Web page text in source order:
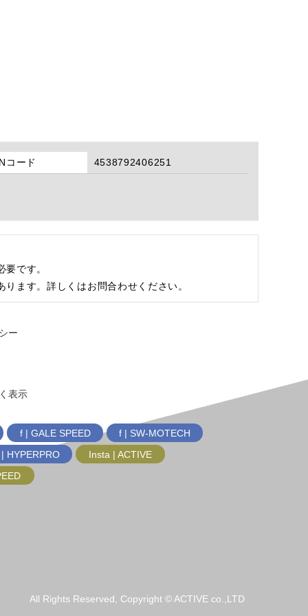
コード 4538792406251
です。
ます。詳しくはお問合わせください。
ー
表示
f | GALE SPEED
f | SW-MOTECH
HYPERPRO
Insta | ACTIVE
All Rights Reserved, Copyright © ACTIVE co.,LTD